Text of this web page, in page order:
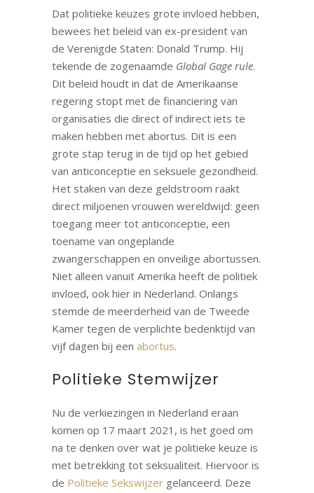
Dat politieke keuzes grote invloed hebben,
bewees het beleid van ex-president van
de Verenigde Staten: Donald Trump. Hij
tekende de zogenaamde Global Gage rule.
Dit beleid houdt in dat de Amerikaanse
regering stopt met de financiering van
organisaties die direct of indirect iets te
maken hebben met abortus. Dit is een
grote stap terug in de tijd op het gebied
van anticonceptie en seksuele gezondheid.
Het staken van deze geldstroom raakt
direct miljoenen vrouwen wereldwijd: geen
toegang meer tot anticonceptie, een
toename van ongeplande
zwangerschappen en onveilige abortussen.
Niet alleen vanuit Amerika heeft de politiek
invloed, ook hier in Nederland. Onlangs
stemde de meerderheid van de Tweede
Kamer tegen de verplichte bedenktijd van
vijf dagen bij een abortus.
Politieke Stemwijzer
Nu de verkiezingen in Nederland eraan
komen op 17 maart 2021, is het goed om
na te denken over wat je politieke keuze is
met betrekking tot seksualiteit. Hiervoor is
de Politieke Sekswijzer gelanceerd. Deze